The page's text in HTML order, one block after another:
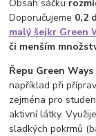
Obsah sáčku
Doporučujeme 0,2
malý šejkr Green
či menším
Řepu Green Ways
například při
zejména pro
aktivní látky.
sladkých pokrmů